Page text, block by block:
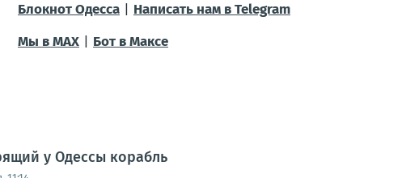
Блокнот Одесса
Написать нам в Telegram
Мы в МАХ
Бот в Максе
у Одессы корабль